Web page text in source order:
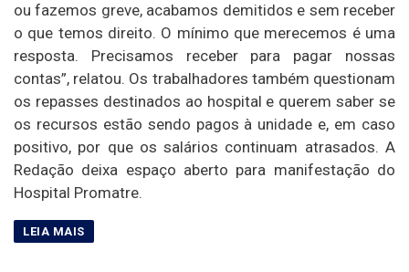
ou fazemos greve, acabamos demitidos e sem receber
o que temos direito. O mínimo que merecemos é uma
resposta. Precisamos receber para pagar nossas
contas”, relatou. Os trabalhadores também questionam
os repasses destinados ao hospital e querem saber se
os recursos estão sendo pagos à unidade e, em caso
positivo, por que os salários continuam atrasados. A
Redação deixa espaço aberto para manifestação do
Hospital Promatre.